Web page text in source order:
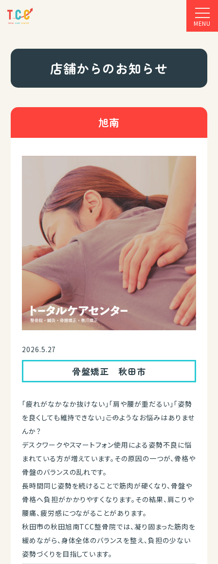
MENU
店舗からのお知らせ
旭南
2026.5.27
骨盤矯正 秋田市
「疲れがなかなか抜けない」「肩や腰が重だるい」「姿勢
を良くしても維持できない」――このようなお悩みはありませ
んか？
デスクワークやスマートフォン使用による姿勢不良に悩
まれている方が増えています。その原因の一つが、骨格や
骨盤のバランスの乱れです。
長時間同じ姿勢を続けることで筋肉が硬くなり、骨盤や
骨格へ負担がかかりやすくなります。その結果、肩こりや
腰痛、疲労感につながることがあります。
秋田市の秋田旭南TCC整骨院では、凝り固まった筋肉を
緩めながら、身体全体のバランスを整え、負担の少ない
姿勢づくりを目指しています。